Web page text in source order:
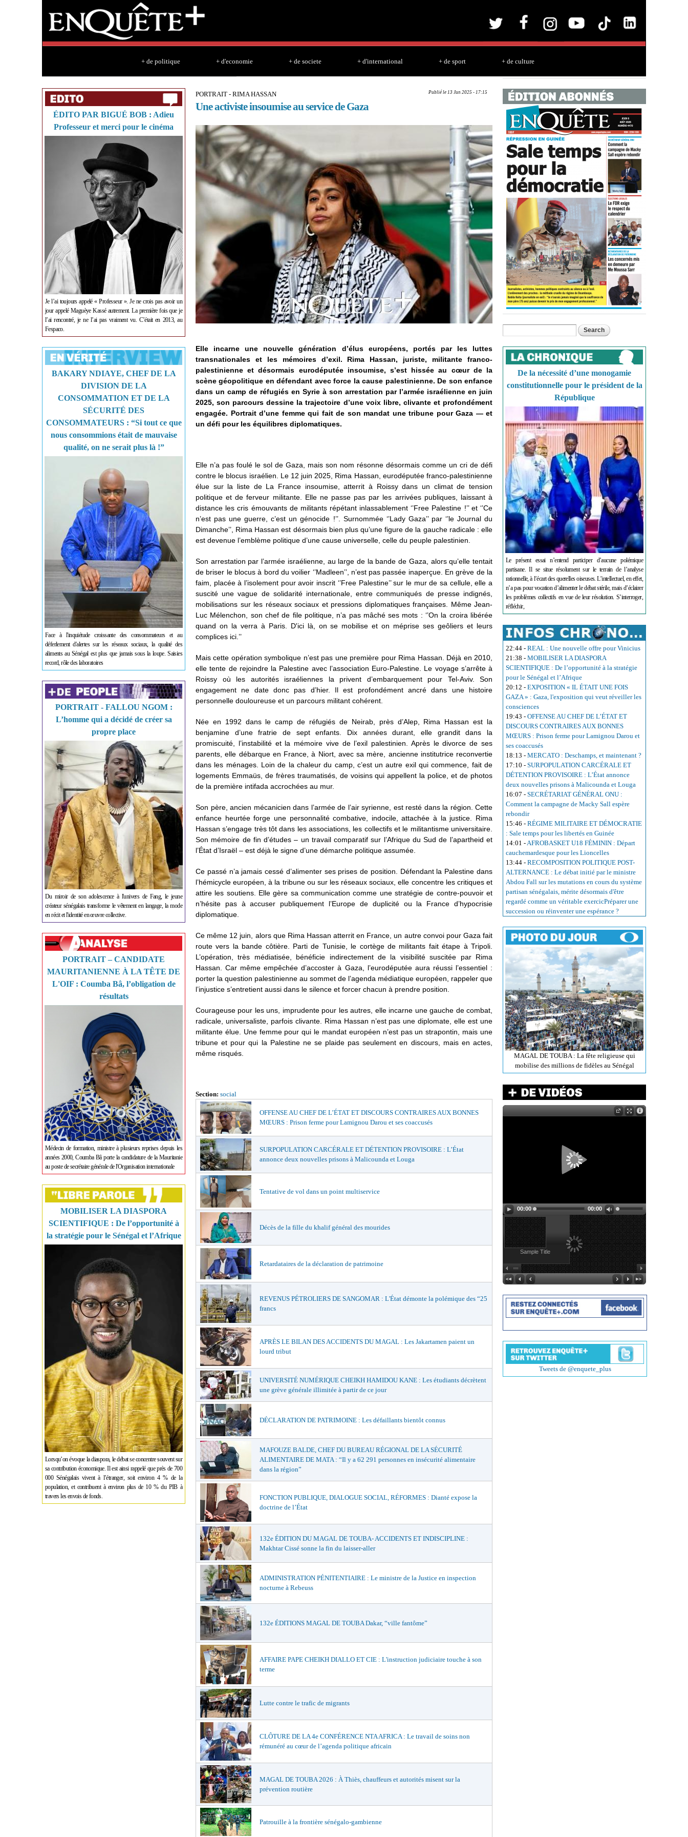
+ de politique + d'economie + de societe + d'international + de sport + de culture
ÉDITO PAR BIGUÉ BOB : Adieu
Professeur et merci pour le cinéma
Je l’ai toujours appelé « Professeur ». Je ne crois pas avoir un
jour appelé Maguèye Kassé autrement. La première fois que je
l’ai rencontré, je ne l’ai pas vraiment vu. C’était en 2013, au
Fespaco.
BAKARY NDIAYE, CHEF DE LA
DIVISION DE LA
CONSOMMATION ET DE LA
SÉCURITÉ DES
CONSOMMATEURS : “Si tout ce que
nous consommions était de mauvaise
qualité, on ne serait plus là !”
Face à l'inquiétude croissante des consommateurs et au
déferlement d'alertes sur les réseaux sociaux, la qualité des
aliments au Sénégal est plus que jamais sous la loupe. Saisies
record, rôle des laboratoires
PORTRAIT - FALLOU NGOM :
L’homme qui a décidé de créer sa
propre place
Du miroir de son adolescence à l'univers de Fang, le jeune
créateur sénégalais transforme le vêtement en langage, la mode
en récit et l'identité en œuvre collective.
PORTRAIT – CANDIDATE
MAURITANIENNE À LA TÊTE DE
L'OIF : Coumba Bâ, l’obligation de
résultats
Médecin de formation, ministre à plusieurs reprises depuis les
années 2000, Coumba Bâ porte la candidature de la Mauritanie
au poste de secrétaire générale de l'Organisation internationale
MOBILISER LA DIASPORA
SCIENTIFIQUE : De l’opportunité à
la stratégie pour le Sénégal et l’Afrique
Lorsqu’on évoque la diaspora, le débat se concentre souvent sur
sa contribution économique. Il est ainsi rappelé que près de 700
000 Sénégalais vivent à l’étranger, soit environ 4 % de la
population, et contribuent à environ plus de 10 % du PIB à
travers les envois de fonds.
Publié le 13 Jun 2025 - 17:15
PORTRAIT - RIMA HASSAN
Une activiste insoumise au service de Gaza
Elle incarne une nouvelle génération d’élus européens, portés par les luttes
transnationales et les mémoires d’exil. Rima Hassan, juriste, militante franco-
palestinienne et désormais eurodéputée insoumise, s’est hissée au cœur de la
scène géopolitique en défendant avec force la cause palestinienne. De son enfance
dans un camp de réfugiés en Syrie à son arrestation par l’armée israélienne en juin
2025, son parcours dessine la trajectoire d’une voix libre, clivante et profondément
engagée. Portrait d’une femme qui fait de son mandat une tribune pour Gaza — et
un défi pour les équilibres diplomatiques.
Elle n’a pas foulé le sol de Gaza, mais son nom résonne désormais comme un cri de défi
contre le blocus israélien. Le 12 juin 2025, Rima Hassan, eurodéputée franco-palestinienne
élue sur la liste de La France insoumise, atterrit à Roissy dans un climat de tension
politique et de ferveur militante. Elle ne passe pas par les arrivées publiques, laissant à
distance les cris émouvants de militants répétant inlassablement ‘’Free Palestine !’’ et ‘’Ce
n’est pas une guerre, c’est un génocide !’’. Surnommée ‘’Lady Gaza’’ par ‘’le Journal du
Dimanche’’, Rima Hassan est désormais bien plus qu’une figure de la gauche radicale : elle
est devenue l’emblème politique d’une cause universelle, celle du peuple palestinien.
Son arrestation par l’armée israélienne, au large de la bande de Gaza, alors qu’elle tentait
de briser le blocus à bord du voilier ‘’Madleen’’, n’est pas passée inaperçue. En grève de la
faim, placée à l’isolement pour avoir inscrit ‘’Free Palestine’’ sur le mur de sa cellule, elle a
suscité une vague de solidarité internationale, entre communiqués de presse indignés,
mobilisations sur les réseaux sociaux et pressions diplomatiques françaises. Même Jean-
Luc Mélenchon, son chef de file politique, n’a pas mâché ses mots : ‘’On la croira libérée
quand on la verra à Paris. D'ici là, on se mobilise et on méprise ses geôliers et leurs
complices ici.’’
Mais cette opération symbolique n’est pas une première pour Rima Hassan. Déjà en 2010,
elle tente de rejoindre la Palestine avec l’association Euro-Palestine. Le voyage s’arrête à
Roissy où les autorités israéliennes la privent d’embarquement pour Tel-Aviv. Son
engagement ne date donc pas d’hier. Il est profondément ancré dans une histoire
personnelle douloureuse et un parcours militant cohérent.
Née en 1992 dans le camp de réfugiés de Neirab, près d’Alep, Rima Hassan est la
benjamine d’une fratrie de sept enfants. Dix années durant, elle grandit dans la
promiscuité, l’instabilité et la mémoire vive de l’exil palestinien. Après le divorce de ses
parents, elle débarque en France, à Niort, avec sa mère, ancienne institutrice reconvertie
dans les ménages. Loin de la chaleur du camp, c’est un autre exil qui commence, fait de
logements Emmaüs, de frères traumatisés, de voisins qui appellent la police, et de photos
de la première intifada accrochées au mur.
Son père, ancien mécanicien dans l’armée de l’air syrienne, est resté dans la région. Cette
enfance heurtée forge une personnalité combative, indocile, attachée à la justice. Rima
Hassan s’engage très tôt dans les associations, les collectifs et le militantisme universitaire.
Son mémoire de fin d’études – un travail comparatif sur l’Afrique du Sud de l’apartheid et
l’État d’Israël – est déjà le signe d’une démarche politique assumée.
Ce passé n’a jamais cessé d’alimenter ses prises de position. Défendant la Palestine dans
l’hémicycle européen, à la tribune ou sur les réseaux sociaux, elle concentre les critiques et
attire les soutiens. Elle gère sa communication comme une stratégie de contre-pouvoir et
n’hésite pas à accuser publiquement l’Europe de duplicité ou la France d’hypocrisie
diplomatique.
Ce même 12 juin, alors que Rima Hassan atterrit en France, un autre convoi pour Gaza fait
route vers la bande côtière. Parti de Tunisie, le cortège de militants fait étape à Tripoli.
L’opération, très médiatisée, bénéficie indirectement de la visibilité suscitée par Rima
Hassan. Car même empêchée d’accoster à Gaza, l’eurodéputée aura réussi l’essentiel :
porter la question palestinienne au sommet de l’agenda médiatique européen, rappeler que
l’injustice s’entretient aussi dans le silence et forcer chacun à prendre position.
Courageuse pour les uns, imprudente pour les autres, elle incarne une gauche de combat,
radicale, universaliste, parfois clivante. Rima Hassan n’est pas une diplomate, elle est une
militante élue. Une femme pour qui le mandat européen n’est pas un strapontin, mais une
tribune et pour qui la Palestine ne se plaide pas seulement en discours, mais en actes,
même risqués.
Section: social
OFFENSE AU CHEF DE L’ÉTAT ET DISCOURS CONTRAIRES AUX BONNES
MŒURS : Prison ferme pour Lamignou Darou et ses coaccusés
SURPOPULATION CARCÉRALE ET DÉTENTION PROVISOIRE : L’État
annonce deux nouvelles prisons à Malicounda et Louga
Tentative de vol dans un point multiservice
Décès de la fille du khalif général des mourides
Retardataires de la déclaration de patrimoine
REVENUS PÉTROLIERS DE SANGOMAR : L'État démonte la polémique des “25
francs
APRÈS LE BILAN DES ACCIDENTS DU MAGAL : Les Jakartamen paient un
lourd tribut
UNIVERSITÉ NUMÉRIQUE CHEIKH HAMIDOU KANE : Les étudiants décrètent
une grève générale illimitée à partir de ce jour
DÉCLARATION DE PATRIMOINE : Les défaillants bientôt connus
MAFOUZE BALDE, CHEF DU BUREAU RÉGIONAL DE LA SÉCURITÉ
ALIMENTAIRE DE MATA : “Il y a 62 291 personnes en insécurité alimentaire
dans la région”
FONCTION PUBLIQUE, DIALOGUE SOCIAL, RÉFORMES : Dianté expose la
doctrine de l’État
132e ÉDITION DU MAGAL DE TOUBA- ACCIDENTS ET INDISCIPLINE :
Makhtar Cissé sonne la fin du laisser-aller
ADMINISTRATION PÉNITENTIAIRE : Le ministre de la Justice en inspection
nocturne à Rebeuss
132e ÉDITIONS MAGAL DE TOUBA Dakar, “ville fantôme”
AFFAIRE PAPE CHEIKH DIALLO ET CIE : L'instruction judiciaire touche à son
terme
Lutte contre le trafic de migrants
CLÔTURE DE LA 4e CONFÉRENCE NTA AFRICA : Le travail de soins non
rémunéré au cœur de l’agenda politique africain
MAGAL DE TOUBA 2026 : À Thiès, chauffeurs et autorités misent sur la
prévention routière
Patrouille à la frontière sénégalo-gambienne
Search form
De la nécessité d’une monogamie
constitutionnelle pour le président de la
République
Le présent essai n’entend participer d’aucune polémique
partisane. Il se situe résolument sur le terrain de l’analyse
rationnelle, à l’écart des querelles oiseuses. L’intellectuel, en effet,
n’a pas pour vocation d’alimenter le débat stérile, mais d’éclairer
les problèmes collectifs en vue de leur résolution. S’interroger,
réfléchir,
22:44 - REAL : Une nouvelle offre pour Vinicius
21:38 - MOBILISER LA DIASPORA
SCIENTIFIQUE : De l’opportunité à la stratégie
pour le Sénégal et l’Afrique
20:12 - EXPOSITION « IL ÉTAIT UNE FOIS
GAZA » : Gaza, l'exposition qui veut réveiller les
consciences
19:43 - OFFENSE AU CHEF DE L’ÉTAT ET
DISCOURS CONTRAIRES AUX BONNES
MŒURS : Prison ferme pour Lamignou Darou et
ses coaccusés
18:13 - MERCATO : Deschamps, et maintenant ?
17:10 - SURPOPULATION CARCÉRALE ET
DÉTENTION PROVISOIRE : L’État annonce
deux nouvelles prisons à Malicounda et Louga
16:07 - SECRÉTARIAT GÉNÉRAL ONU :
Comment la campagne de Macky Sall espère
rebondir
15:46 - RÉGIME MILITAIRE ET DÉMOCRATIE
: Sale temps pour les libertés en Guinée
14:01 -AFROBASKET U18 FÉMININ : Départ
cauchemardesque pour les Lioncelles
13:44 - RECOMPOSITION POLITIQUE POST-
ALTERNANCE : Le débat initié par le ministre
Abdou Fall sur les mutations en cours du système
partisan sénégalais, mérite désormais d'être
regardé comme un véritable exercicPréparer une
succession ou réinventer une espérance ?
MAGAL DE TOUBA : La fête religieuse qui
mobilise des millions de fidèles au Sénégal
00:00 00:00
Sample Title
Tweets de @enquete_plus